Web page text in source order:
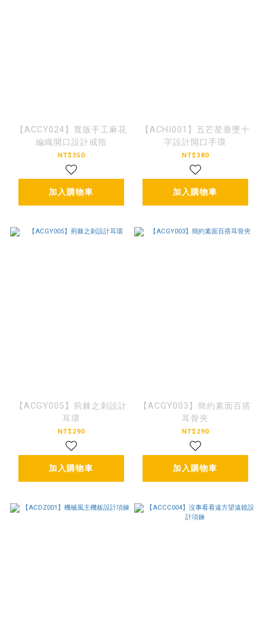
【ACCY024】寬版手工麻花
編織開口設計戒指
NT$350
加入購物車
【ACHI001】五芒星垂墜十
字設計開口手環
NT$380
加入購物車
【ACGY005】荊棘之刺設計
耳環
NT$290
加入購物車
【ACGY003】簡約素面百搭
耳骨夾
NT$290
加入購物車